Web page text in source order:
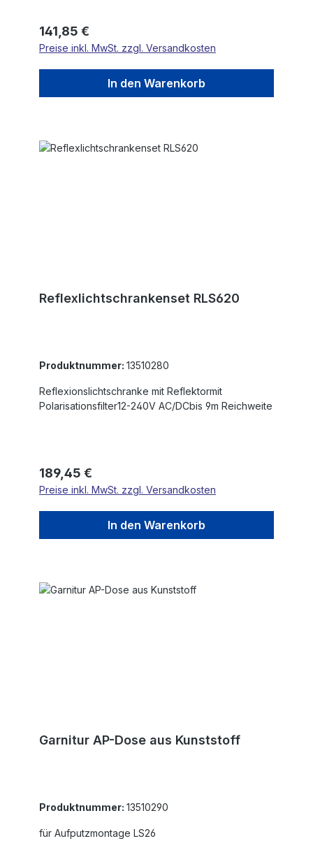
Regulärer Preis:
141,85 €
Preise inkl. MwSt. zzgl. Versandkosten
In den Warenkorb
Reflexlichtschrankenset RLS620
Produktnummer: 13510280
Reflexionslichtschranke mit Reflektormit
Polarisationsfilter12-240V AC/DCbis 9m Reichweite
Regulärer Preis:
189,45 €
Preise inkl. MwSt. zzgl. Versandkosten
In den Warenkorb
Garnitur AP-Dose aus Kunststoff
Produktnummer: 13510290
für Aufputzmontage LS26